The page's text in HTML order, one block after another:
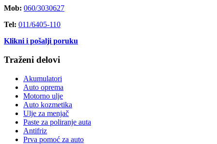
Mob: 060/3030627
Tel: 011/6405-110
Klikni i pošalji poruku
Traženi delovi
Akumulatori
Auto oprema
Motorno ulje
Auto kozmetika
Ulje za menjač
Paste za poliranje auta
Antifriz
Prva pomoć za auto